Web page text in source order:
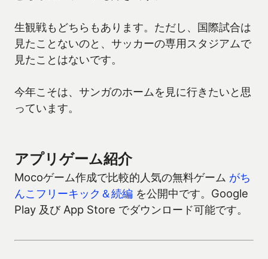
生観戦もどちらもあります。ただし、国際試合は
見たことないのと、サッカーの専用スタジアムで
見たことはないです。
今年こそは、サンガのホームを見に行きたいと思
っています。
アプリゲーム紹介
Mocoゲーム作成で比較的人気の無料ゲーム がち
んこフリーキック＆続編 を公開中です。Google
Play 及び App Store でダウンロード可能です。